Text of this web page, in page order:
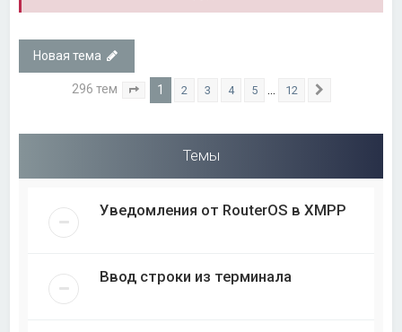
Новая тема
296 тем Страница из 12
1 2 3 4 5 12
Темы
Уведомления от RouterOS в XMPP
Ввод строки из терминала